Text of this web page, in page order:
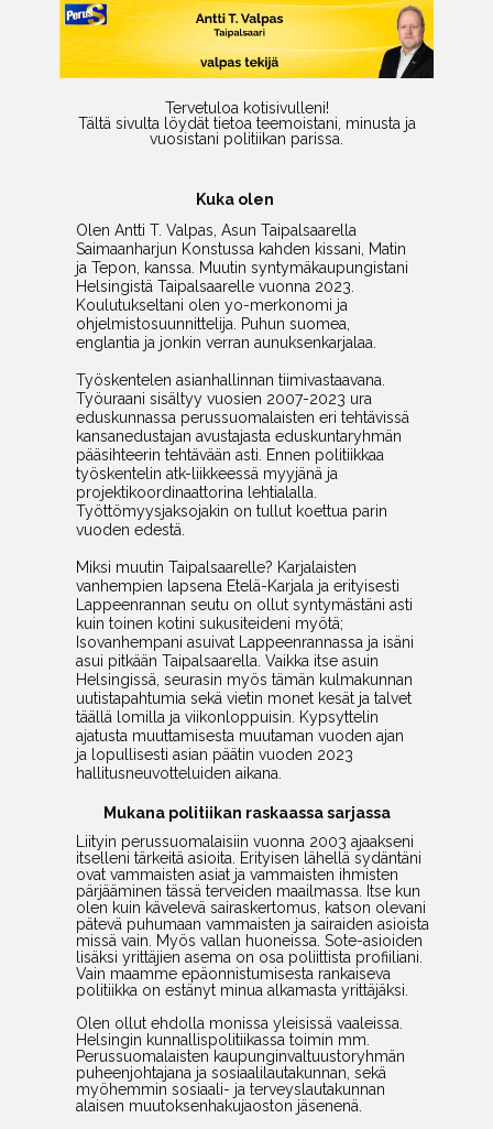
Tervetuloa kotisivulleni!
Tältä sivulta löydät tietoa teemoistani, minusta ja
vuosistani politiikan parissa.
Kuka olen
Olen Antti T. Valpas, Asun Taipalsaarella
Saimaanharjun Konstussa kahden kissani, Matin
ja Tepon, kanssa.
Muutin syntymäkaupungistani
Helsingistä Taipalsaarelle vuonna 2023.
Koulutukseltani olen yo-merkonomi ja
ohjelmistosuunnittelija. Puhun suomea,
englantia ja jonkin verran aunuksenkarjalaa.
Työskentelen asianhallinnan tiimivastaavana.
Työuraani sisältyy vuosien 2007-2023 ura
eduskunnassa perussuomalaisten eri tehtävissä
kansanedustajan avustajasta eduskuntaryhmän
pääsihteerin tehtävään asti. Ennen politiikkaa
työskentelin atk-liikkeessä myyjänä ja
projektikoordinaattorina lehtialalla.
Työttömyysjaksojakin on tullut koettua parin
vuoden edestä.
Miksi muutin Taipalsaarelle? Karjalaisten
vanhempien lapsena Etelä-Karjala ja erityisesti
Lappeenrannan seutu on ollut syntymästäni asti
kuin toinen kotini sukusiteideni myötä;
Isovanhempani asuivat Lappeenrannassa ja isäni
asui pitkään Taipalsaarella. Vaikka itse asuin
Helsingissä, seurasin myös tämän kulmakunnan
uutistapahtumia sekä vietin monet kesät ja talvet
täällä lomilla ja viikonloppuisin. Kypsyttelin
ajatusta muuttamisesta muutaman vuoden ajan
ja lopullisesti asian päätin vuoden 2023
hallitusneuvotteluiden aikana.
Mukana politiikan raskaassa sarjassa
Liityin perussuomalaisiin vuonna 2003 ajaakseni
itselleni tärkeitä asioita. Erityisen lähellä sydäntäni
ovat vammaisten asiat ja vammaisten ihmisten
pärjääminen tässä terveiden maailmassa. Itse kun
olen kuin kävelevä sairaskertomus, katson olevani
pätevä puhumaan vammaisten ja sairaiden asioista
missä vain. Myös vallan huoneissa. Sote-asioiden
lisäksi yrittäjien asema on osa poliittista profiiliani.
Vain maamme epäonnistumisesta rankaiseva
politiikka on estänyt minua alkamasta yrittäjäksi.
Olen ollut ehdolla monissa yleisissä vaaleissa.
Helsingin kunnallispolitiikassa toimin mm.
Perussuomalaisten kaupunginvaltuustoryhmän
puheenjohtajana ja sosiaalilautakunnan, sekä
myöhemmin sosiaali- ja terveyslautakunnan
alaisen muutoksenhakujaoston jäsenenä.